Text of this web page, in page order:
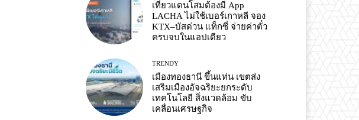
เที่ยวแดนโสมต้องมี App
LACHA ไม่ใช้เบอร์เกาหลี จอง
KTX–บัสด่วน แท็กซี่ จ่ายค่าตั๋ว
ครบจบในแอปเดียว
TRENDY
เมืองทองธานี ขึ้นแท่น เขตส่ง
เสริมเมืองอัจฉริยะยกระดับ
เทคโนโลยี สิ่งแวดล้อม ขับ
เคลื่อนเศรษฐกิจ